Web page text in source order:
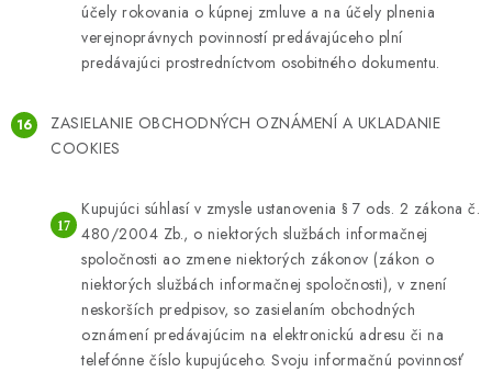
účely rokovania o kúpnej zmluve a na účely plnenia
verejnoprávnych povinností predávajúceho plní
predávajúci prostredníctvom osobitného dokumentu.
ZASIELANIE OBCHODNÝCH OZNÁMENÍ A UKLADANIE
COOKIES
Kupujúci súhlasí v zmysle ustanovenia § 7 ods. 2 zákona č.
480/2004 Zb., o niektorých službách informačnej
spoločnosti ao zmene niektorých zákonov (zákon o
niektorých službách informačnej spoločnosti), v znení
neskorších predpisov, so zasielaním obchodných
oznámení predávajúcim na elektronickú adresu či na
telefónne číslo kupujúceho. Svoju informačnú povinnosť